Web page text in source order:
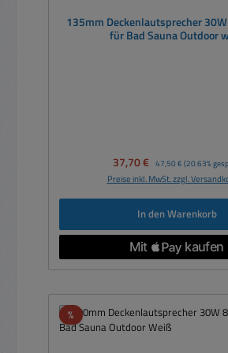
135mm Deckenlautsprecher
für Bad Sauna Outdoor
Verkaufspreis:
37,70 € Regulärer Preis:
47,50 € (20.63%
Preise inkl. MwSt. zzgl.
In den Warenkorb
%Rabatt